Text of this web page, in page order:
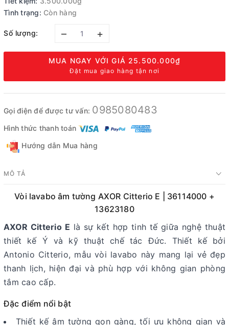
Tình trạng: Còn hàng
Số lượng: – +
MUA NGAY VỚI GIÁ 25.500.000₫
Đặt mua giao hàng tận nơi
Gọi điện để được tư vấn: 0985080483
Hình thức thanh toán
Hướng dẫn Mua hàng
MÔ TẢ
Vòi lavabo âm tường AXOR Citterio E | 36114000 +
13623180
AXOR Citterio E là sự kết hợp tinh tế giữa nghệ thuật
thiết kế Ý và kỹ thuật chế tác Đức. Thiết kế bởi
Antonio Citterio, mẫu vòi lavabo này mang lại vẻ đẹp
thanh lịch, hiện đại và phù hợp với không gian phòng
tắm cao cấp.
Đặc điểm nổi bật
Thiết kế âm tường gọn gàng, tối ưu không gian và